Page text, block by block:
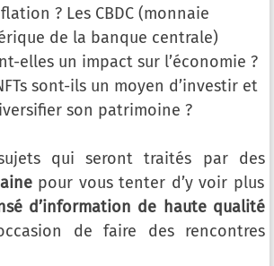
? Les CBDC (monnaie
de la banque centrale)
elles un impact sur l’économie ?
sont-ils un moyen d’investir et
son patrimoine ?
qui seront traités par des
pour vous tenter d’y voir plus
d’information de haute qualité
de faire des rencontres